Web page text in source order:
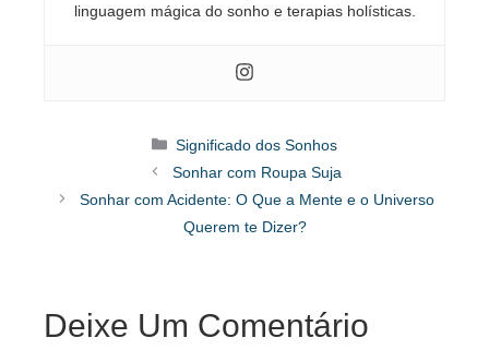
linguagem mágica do sonho e terapias holísticas.
Categorias
Significado dos Sonhos
Sonhar com Roupa Suja
Sonhar com Acidente: O Que a Mente e o Universo
Querem te Dizer?
Deixe Um Comentário